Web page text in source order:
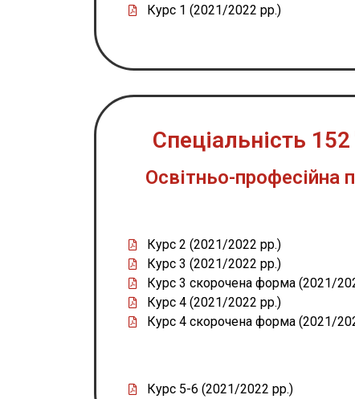
Курс 1 (2021/2022 рр.)
Спеціальність
Освітньо-професійна
Курс 2 (2021/2022 рр.)
Курс 3 (2021/2022 рр.)
Курс 3 скорочена форма (2021/
Курс 4 (2021/2022 рр.)
Курс 4 скорочена форма (2021/
Курс 5-6 (2021/2022 рр.)